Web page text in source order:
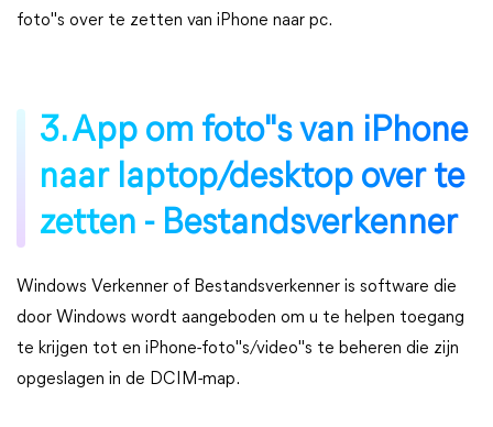
foto"s over te zetten van iPhone naar pc.
3. App om foto"s van iPhone
naar laptop/desktop over te
zetten - Bestandsverkenner
Windows Verkenner of Bestandsverkenner is software die
door Windows wordt aangeboden om u te helpen toegang
te krijgen tot en iPhone-foto"s/video"s te beheren die zijn
opgeslagen in de DCIM-map.